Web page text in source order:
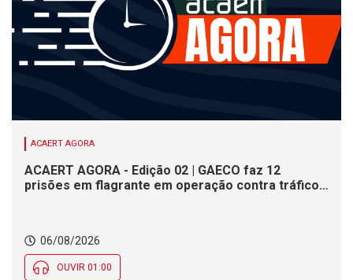
ACAERT AGORA
ACAERT AGORA - Edição 02 | GAECO faz 12
prisões em flagrante em operação contra tráfico
cerâmica em SC
06/08/2026
OUVIR 01:00